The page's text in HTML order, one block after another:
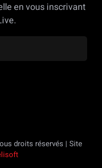
en vous inscrivant
droits réservés | Site